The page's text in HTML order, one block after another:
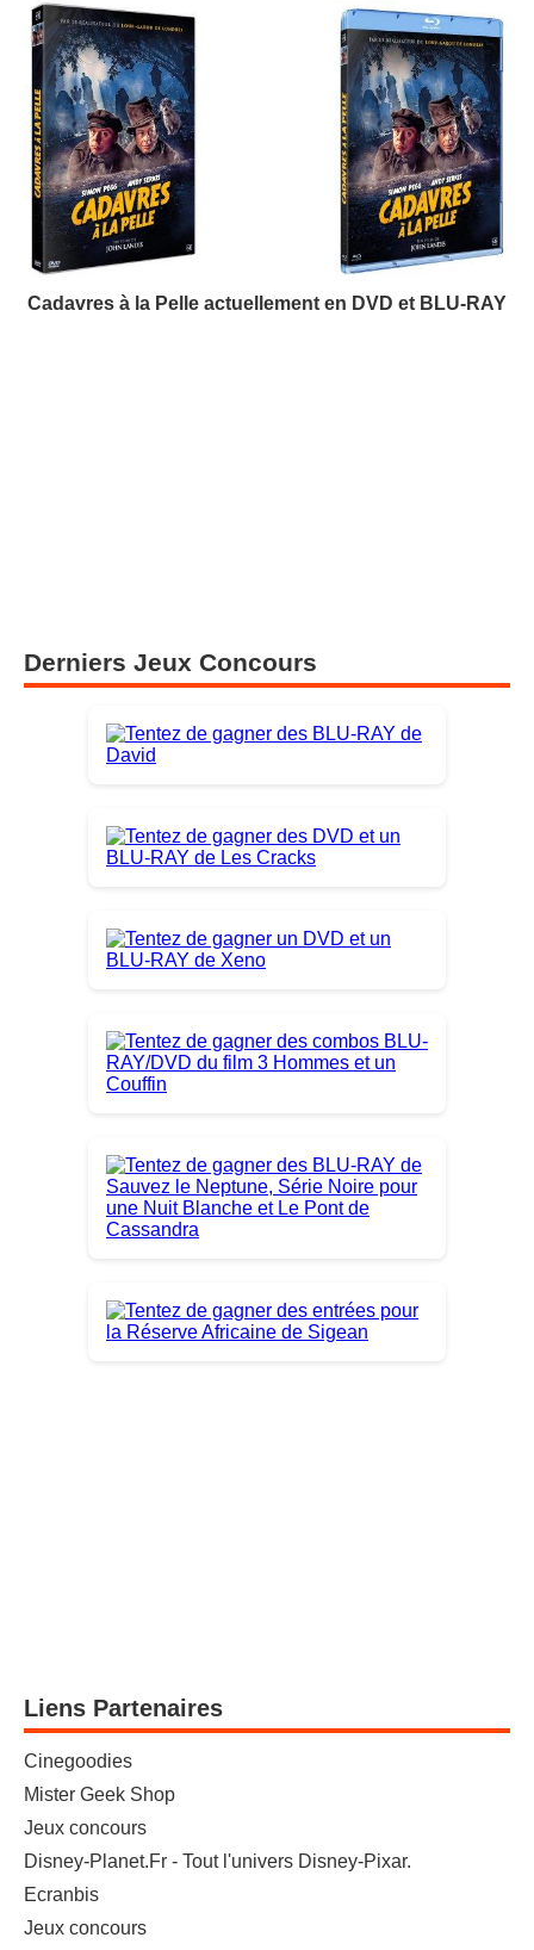
Cadavres à la Pelle actuellement en DVD et BLU-RAY
Derniers Jeux Concours
Liens Partenaires
Cinegoodies
Mister Geek Shop
Jeux concours
Disney-Planet.Fr - Tout l'univers Disney-Pixar.
Ecranbis
Jeux concours